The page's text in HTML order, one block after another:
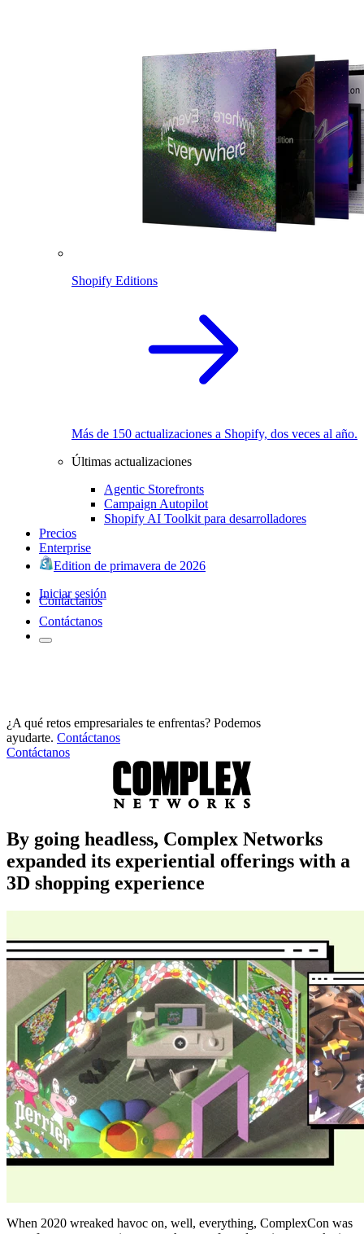
Shopify Editions
Más de 150 actualizaciones a Shopify, dos veces al año.
Últimas actualizaciones
Agentic Storefronts
Campaign Autopilot
Shopify AI Toolkit para desarrolladores
Precios
Enterprise
Edition de primavera de 2026
Iniciar sesión
Contáctanos
Contáctanos
¿A qué retos empresariales te enfrentas? Podemos
ayudarte. Contáctanos
Contáctanos
By going headless, Complex Networks
expanded its experiential offerings with a
3D shopping experience
When 2020 wreaked havoc on, well, everything, ComplexCon was